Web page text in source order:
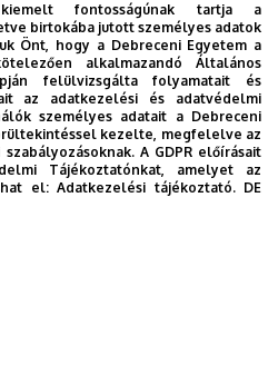
Egyetem
fontosságúnak tartja a
birtokába jutott személyes adatok
Önt, hogy a Debreceni Egyetem a
alkalmazandó Általános
felülvizsgálta folyamatait és
az adatkezelési és adatvédelmi
személyes adatait a Debreceni
kezelte, megfelelve az
A GDPR előírásait
Tájékoztatónkat, amelyet az
el:Adatkezelési tájékoztató. DE